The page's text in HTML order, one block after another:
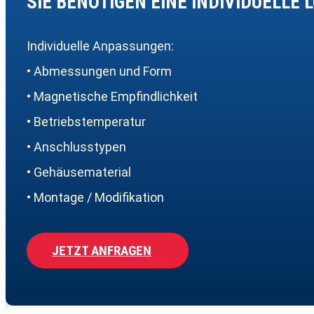
Individuelle Anpassungen:
• Abmessungen und Form
• Magnetische Empfindlichkeit
• Betriebstemperatur
• Anschlusstypen
• Gehäusematerial
• Montage / Modifikation
JETZT ANFRAGEN